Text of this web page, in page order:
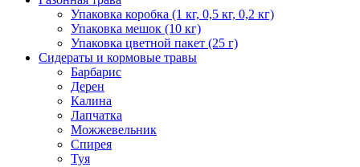
Упаковка коробка (1 кг, 0,5 кг, 0,2 кг)
Упаковка мешок (10 кг)
Упаковка цветной пакет (25 г)
Сидераты и кормовые травы
Барбарис
Дерен
Калина
Лапчатка
Можжевельник
Спирея
Туя